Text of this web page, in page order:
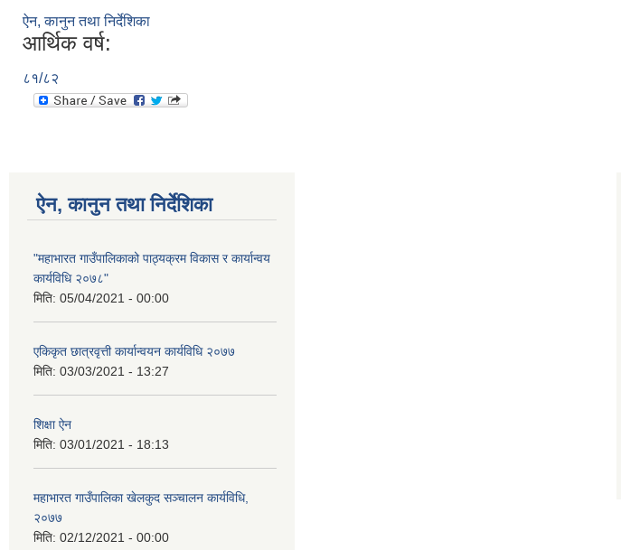
ऐन, कानुन तथा निर्देशिका
आर्थिक वर्ष:
८१/८२
ऐन, कानुन तथा निर्देशिका
"महाभारत गाउँपालिकाको पाठ्यक्रम विकास र कार्यान्वय
कार्यविधि २०७८"
मिति: 05/04/2021 - 00:00
एकिकृत छात्रवृत्ती कार्यान्वयन कार्यविधि २०७७
मिति: 03/03/2021 - 13:27
शिक्षा ऐन
मिति: 03/01/2021 - 18:13
महाभारत गाउँपालिका खेलकुद सञ्चालन कार्यविधि,
२०७७
मिति: 02/12/2021 - 00:00